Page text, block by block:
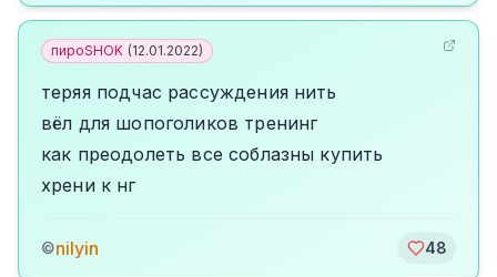
пироSHOK (12.01.2022)
теряя подчас рассуждения нить
вёл для шопоголиков тренинг
как преодолеть все соблазны купить
хрени к нг
©nilyin 48